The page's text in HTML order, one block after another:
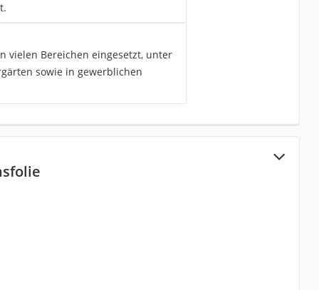
vielen Bereichen eingesetzt, unter
sowie in gewerblichen